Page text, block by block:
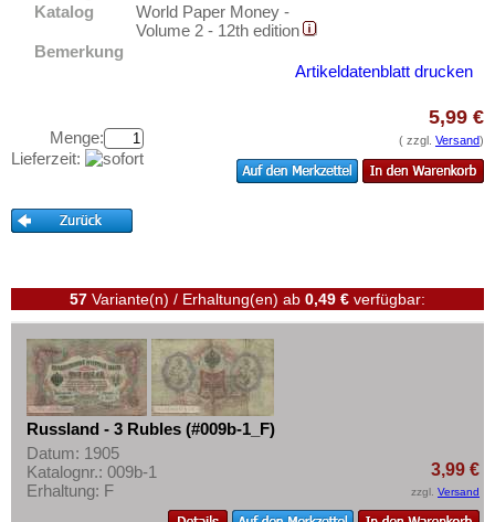
UdSSR
Russland heute
Regionale Ausgaben
Foreign Exchange Certificates
Mavrodi-Bank
Saarland
San Marino
Schottland
Schweden
Schweiz
Serbien
Slowakei
Testbanknoten
Banknotenbriefe
Gutscheine
Kontakt
Preislisten
Ankauf
Erhaltungsgrade
Gratisbanknoten
FAQ
Mehr über...
Katalog
World Paper Money -
Volume 2 - 12th edition
Bemerkung
Artikeldatenblatt drucken
Menge:
Lieferzeit:
5,99 €
( zzgl. Versand)
57 Variante(n) / Erhaltung(en) ab 0,49 € verfügbar:
Russland - 3 Rubles (#009b-1_F)
Datum: 1905
Katalognr.: 009b-1
Erhaltung: F
3,99 €
zzgl. Versand